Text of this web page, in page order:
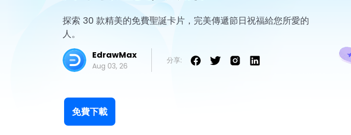
一站式 AI 創意工作室。
UniConverter
高速媒體轉換工具。
AI 影片、圖片、音樂生成器。
協作式心智圖工具。 雲端文件管理。
聯盟行銷
組織結構圖
甘特圖
電路圖
網絡拓撲結構
EdrawMind 畫廊
各種系統架構圖表範例 >
各種思緒整理範例 >
支援中心
支援中心 >
更新日志
探索 30 款精美的免費聖誕卡片，完美傳遞節日祝福給您所愛的
人。
EdrawMax
Aug 03, 26
分享:
免費下載